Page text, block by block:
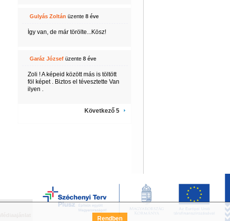
Gulyás Zoltán üzente 8 éve
Így van, de már törölte...Kösz!
Garáz Józsefüzente 8 éve
Zoli ! A képeid között más is töltött
föl képet . Biztos el tévesztette Van
ilyen .
Következő 5
Széchenyi Terv Pályázat FAQ
Rendben